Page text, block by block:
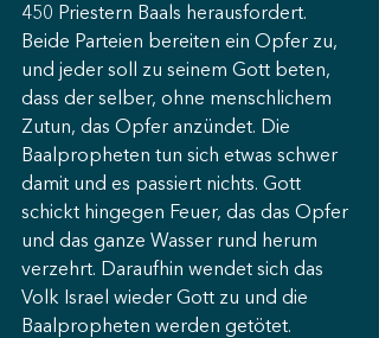
450 Priestern Baals herausfordert.
Beide Parteien bereiten ein Opfer zu,
und jeder soll zu seinem Gott beten,
dass der selber, ohne menschlichem
Zutun, das Opfer anzündet. Die
Baalpropheten tun sich etwas schwer
damit und es passiert nichts. Gott
schickt hingegen Feuer, das das Opfer
und das ganze Wasser rund herum
verzehrt. Daraufhin wendet sich das
Volk Israel wieder Gott zu und die
Baalpropheten werden getötet.